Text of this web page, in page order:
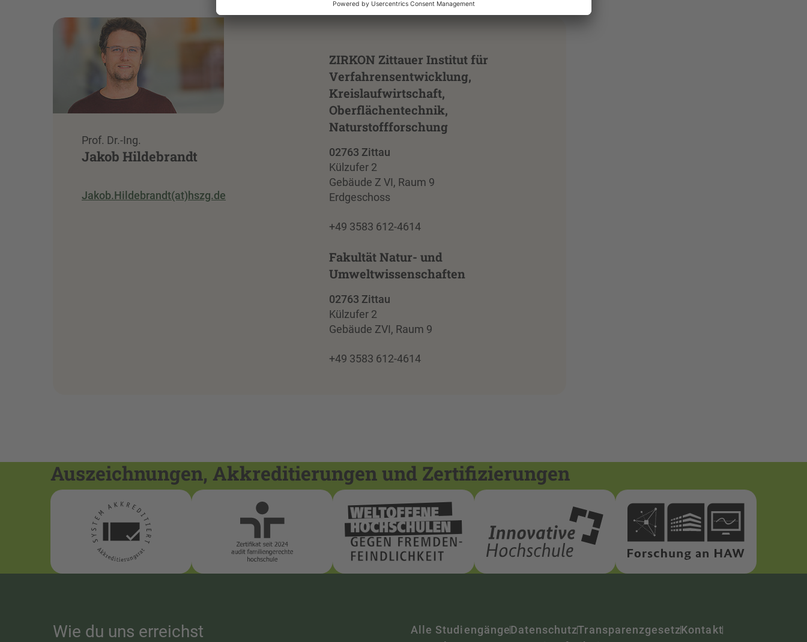
Prof. Dr.-Ing.
Jakob Hildebrandt
Jakob.Hildebrandt(at)hszg.de
ZIRKON Zittauer Institut für
Verfahrensentwicklung,
Kreislaufwirtschaft,
Oberflächentechnik,
Naturstoffforschung
02763 Zittau
Külzufer 2
Gebäude Z VI, Raum 9
Erdgeschoss
+49 3583 612-4614
Fakultät Natur- und
Umweltwissenschaften
02763 Zittau
Külzufer 2
Gebäude ZVI, Raum 9
+49 3583 612-4614
Auszeichnungen, Akkreditierungen und Zertifizierungen
Wie du uns erreichst Alle StudiengängeDatenschutzTransparenzgesetzKontakt